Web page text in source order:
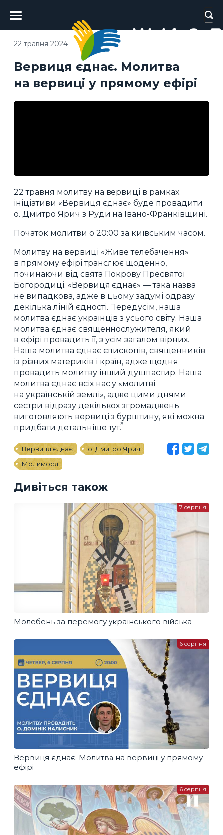
Головне
меню
Вервиця єднає. Молитва
на вервиці у прямому ефірі
22 травня 2024
22 травня молитву на вервиці в рамках
ініціативи «Вервиця єднає» буде провадити
о. Дмитро Ярич з Руди на Івано-Франківщині.
Початок молитви о 20:00 за київським часом.
Молитву на вервиці «Живе телебачення»
в прямому ефірі транслює щоденно,
починаючи від свята Покрову Пресвятої
Богородиці. «Вервиця єднає» — така назва
не випадкова, адже в цьому задумі одразу
декілька ліній єдності. Передусім, наша
молитва єднає українців з усього світу. Наша
молитва єднає священнослужителя, який
в ефірі провадить її, з усім загалом вірних.
Наша молитва єднає єпископів, священників
із різних материків і країн, адже щодня
провадить молитву інший душпастир. Наша
молитва єднає всіх нас у «молитві
на українській землі», адже цими днями
сестри відразу декількох згромаджень
виготовляють вервиці з бурштину, які можна
придбати детальніше тут.
Вервиця єднає
о. Дмитро Ярич
Молимося
Дивіться також
Молебень за перемогу українського війська
7 серпня
Вервиця єднає. Молитва на вервиці у прямому
ефірі
6 серпня
6 серпня